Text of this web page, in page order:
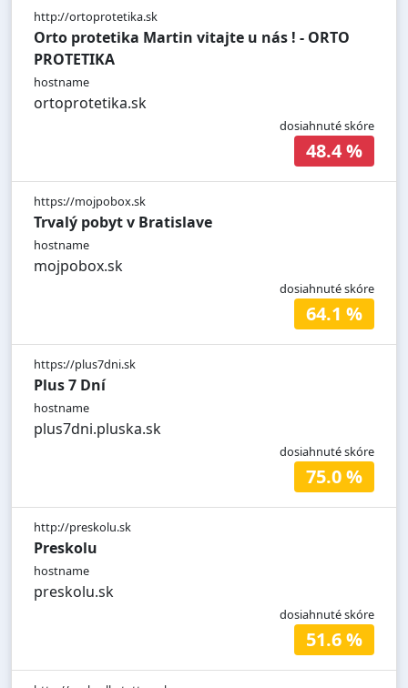
http://ortoprotetika.sk
Orto protetika Martin vitajte u nás ! - ORTO
PROTETIKA
hostname
ortoprotetika.sk
dosiahnuté skóre
48.4 %
https://mojpobox.sk
Trvalý pobyt v Bratislave
hostname
mojpobox.sk
dosiahnuté skóre
64.1 %
https://plus7dni.sk
Plus 7 Dní
hostname
plus7dni.pluska.sk
dosiahnuté skóre
75.0 %
http://preskolu.sk
Preskolu
hostname
preskolu.sk
dosiahnuté skóre
51.6 %